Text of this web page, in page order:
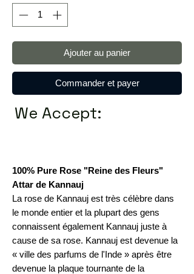
Ajouter au panier
Commander et payer
We Accept:
100% Pure Rose "Reine des Fleurs"
Attar de Kannauj
La rose de Kannauj est très célèbre dans
le monde entier et la plupart des gens
connaissent également Kannauj juste à
cause de sa rose. Kannauj est devenue la
« ville des parfums de l'Inde » après être
devenue la plaque tournante de la